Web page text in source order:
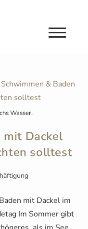
Wasser.
mit Dackel
solltest
mit Dackel im
Im Sommer gibt